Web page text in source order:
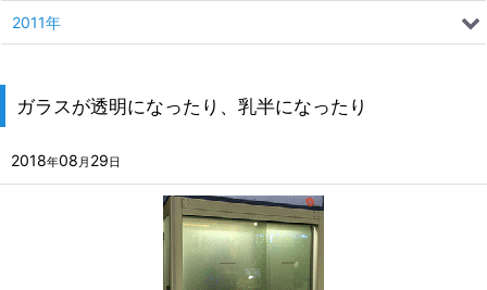
ガラスが透明になったり、乳半になったり
2018年08 月 29日
2011年